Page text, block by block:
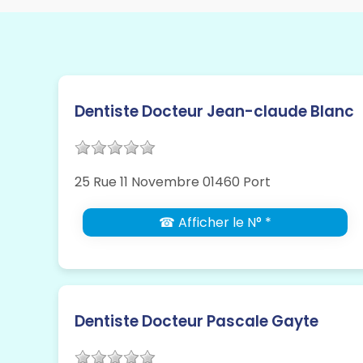
Dentiste Docteur Jean-claude Blanc
25 Rue 11 Novembre 01460 Port
☎ Afficher le N° *
Dentiste Docteur Pascale Gayte